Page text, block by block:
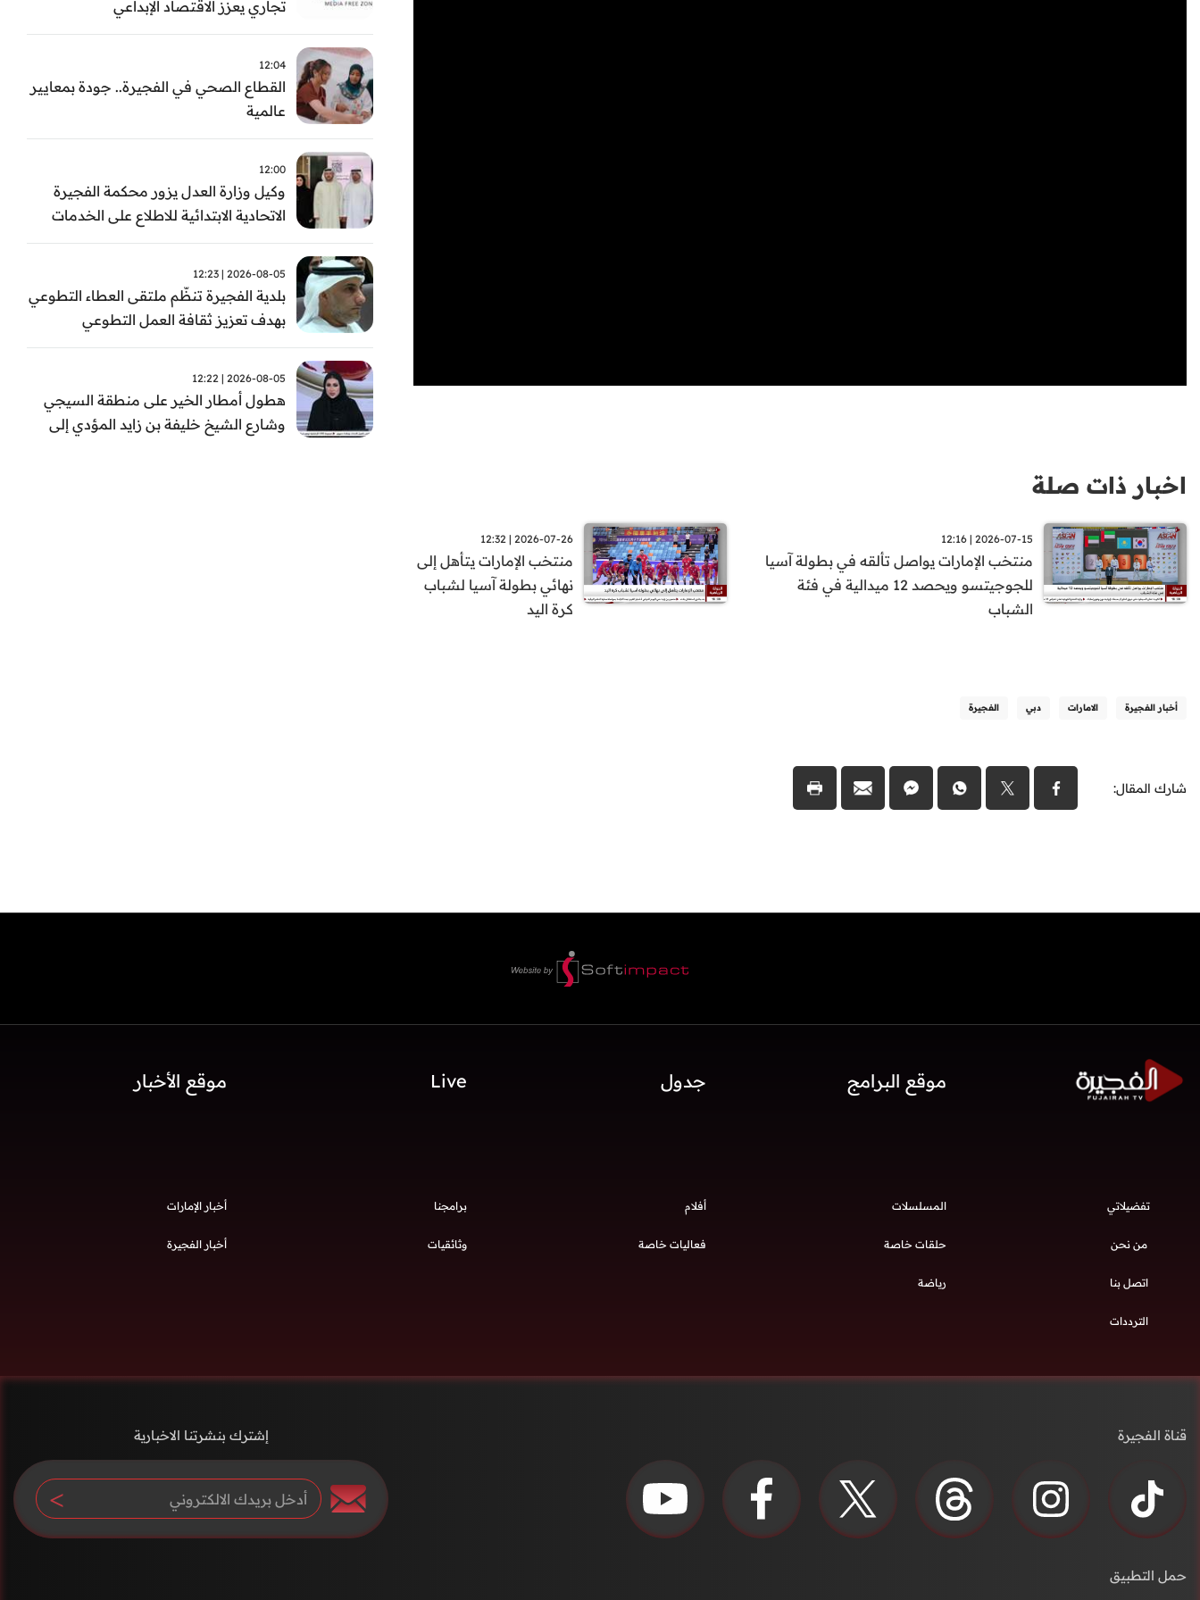
اخبار ذات صلة
2026-07-15 | 12:16
منتخب الإمارات يواصل تألقه في بطولة آسيا
للجوجيتسو ويحصد 12 ميدالية في فئة
الشباب
2026-07-26 | 12:32
منتخب الإمارات يتأهل إلى
نهائي بطولة آسيا لشباب
كرة اليد
أخبار الفجيرة الامارات دبي الفجيرة
شارك المقال:
تجاري يعزز الاقتصاد الإبداعي
12:04
القطاع الصحي في الفجيرة.. جودة بمعايير
عالمية
12:00
وكيل وزارة العدل يزور محكمة الفجيرة
الاتحادية الابتدائية للاطلاع على الخدمات
التشغيلية وتطويرها
2026-08-05 | 12:23
بلدية الفجيرة تنظّم ملتقى العطاء التطوعي
بهدف تعزيز ثقافة العمل التطوعي
2026-08-05 | 12:22
هطول أمطار الخير على منطقة السيجي
وشارع الشيخ خليفة بن زايد المؤدي إلى
موقع البرامج جدول Live موقع الأخبار
تفضيلاتي
من نحن
اتصل بنا
الترددات
المسلسلات أفلام برامجنا
حلقات خاصة فعاليات خاصة وثائقيات
رياضة
أخبار الإمارات
أخبار الفجيرة
قناة الفجيرة
حمل التطبيق
إشترك بنشرتنا الاخبارية